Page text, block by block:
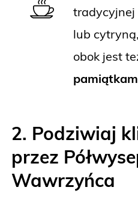
tradycyjnej
lub
obok jest
2. Podziwiaj
przez
Wawrzyńca